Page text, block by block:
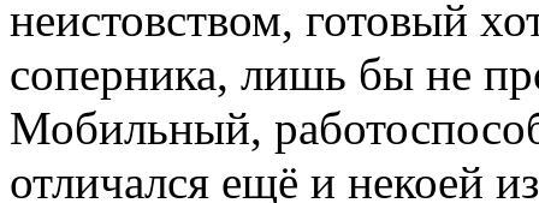
неистовством, готовый
соперника, лишь бы не
Мобильный,
отличался ещё и некоей